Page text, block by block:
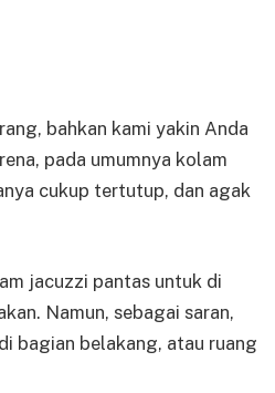
bahkan kami yakin Anda
pada umumnya kolam
cukup tertutup, dan agak
jacuzzi pantas untuk di
Namun, sebagai saran,
bagian belakang, atau ruang